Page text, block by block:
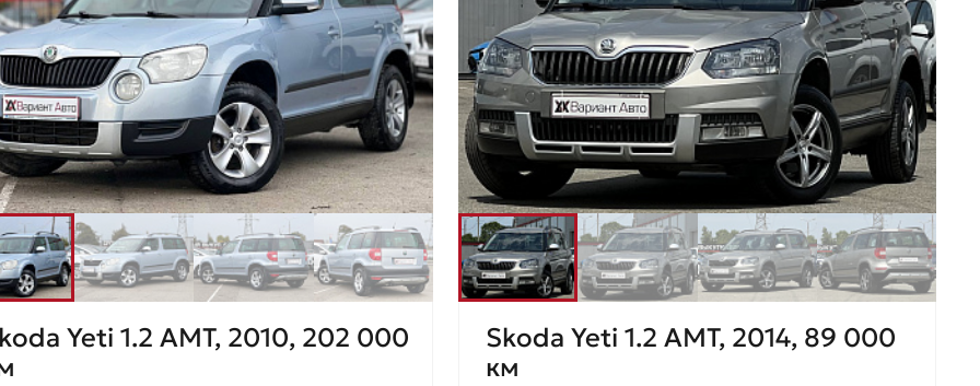
Yeti 1.2 AMT, 2010, 202 000
Skoda Yeti 1.2 AMT, 2014, 89 000
км